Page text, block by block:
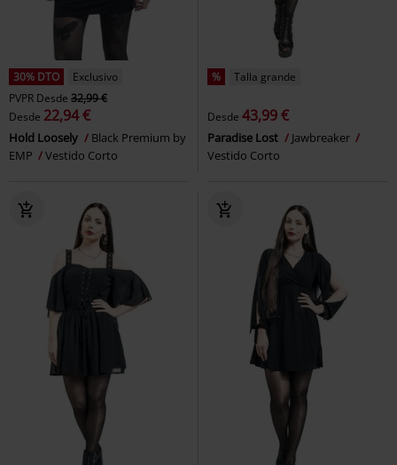
30% DTO
Exclusivo
PVPR Desde 32,99 €
Desde 22,94 €
Hold Loosely
Black Premium by
EMP
Vestido Corto
% Talla grande
Desde 43,99 €
Paradise Lost
Jawbreaker
Vestido Corto